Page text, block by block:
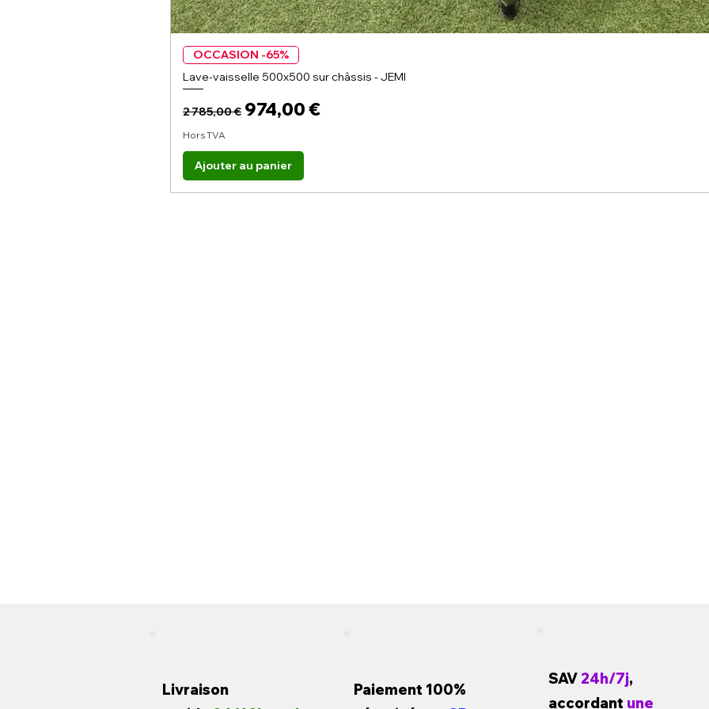
OCCASION -65%
Lave-vaisselle 500x500 sur châssis - JEMI
Prix original
2 785,00 € Prix promotionnel
974,00 €
Hors TVA
Ajouter au panier
Livraison
Paiement 100%
SAV 24h/7j,
accordant une